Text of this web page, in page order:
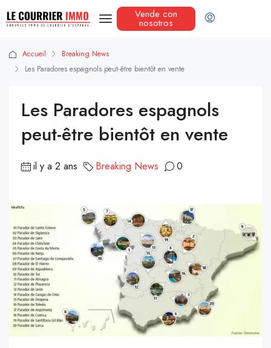
Vende con
nosotros
Accueil
Breaking News
Les Paradores espagnols peut-être bientôt en vente
Les Paradores espagnols
peut-être bientôt en vente
il y a 2 ans Breaking News 0